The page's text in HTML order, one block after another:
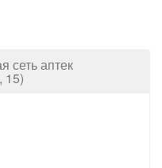
сеть аптек
15)